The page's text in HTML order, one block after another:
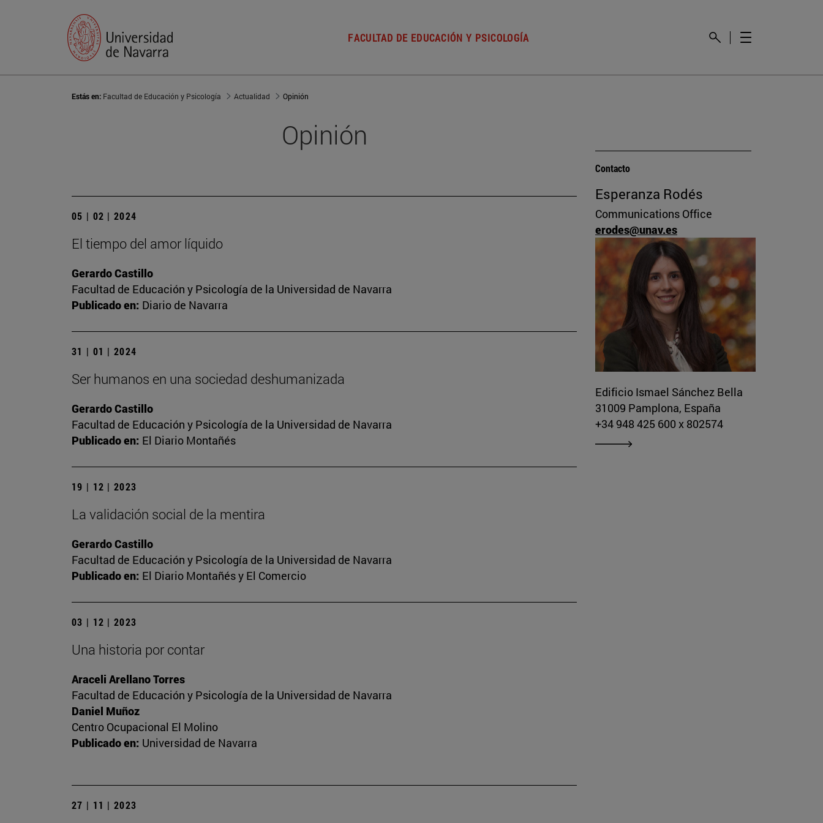
FACULTAD DE EDUCACIÓN Y PSICOLOGÍA
Estás en: Facultad de Educación y Psicología Actualidad Opinión
Opinión
05 | 02 | 2024
El tiempo del amor líquido
Gerardo Castillo
Facultad de Educación y Psicología de la Universidad de Navarra
Publicado en: Diario de Navarra
31 | 01 | 2024
Ser humanos en una sociedad deshumanizada
Gerardo Castillo
Facultad de Educación y Psicología de la Universidad de Navarra
Publicado en: El Diario Montañés
19 | 12 | 2023
La validación social de la mentira
Gerardo Castillo
Facultad de Educación y Psicología de la Universidad de Navarra
Publicado en: El Diario Montañés y El Comercio
03 | 12 | 2023
Una historia por contar
Araceli Arellano Torres
Facultad de Educación y Psicología de la Universidad de Navarra
Daniel Muñoz
Centro Ocupacional El Molino
Publicado en: Universidad de Navarra
27 | 11 | 2023
Contacto
Esperanza Rodés
Communications Office
erodes@unav.es
Edificio Ismael Sánchez Bella
31009 Pamplona, España
+34 948 425 600 x 802574